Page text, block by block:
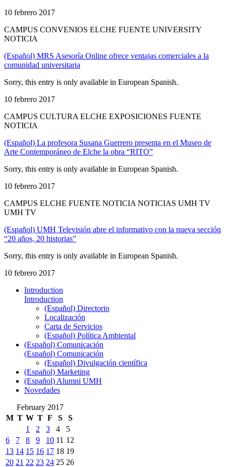
10 febrero 2017
CAMPUS CONVENIOS ELCHE FUENTE UNIVERSITY
NOTICIA
(Español) MRS Asesoría Online ofrece ventajas comerciales a la
comunidad universitaria
Sorry, this entry is only available in European Spanish.
10 febrero 2017
CAMPUS CULTURA ELCHE EXPOSICIONES FUENTE
NOTICIA
(Español) La profesora Susana Guerrero presenta en el Museo de
Arte Contemporáneo de Elche la obra “RITO”
Sorry, this entry is only available in European Spanish.
10 febrero 2017
CAMPUS ELCHE FUENTE NOTICIA NOTICIAS UMH TV
UMH TV
(Español) UMH Televisión abre el informativo con la nueva sección
“20 años, 20 historias”
Sorry, this entry is only available in European Spanish.
10 febrero 2017
Introduction
Introduction
(Español) Directorio
Localización
Carta de Servicios
(Español) Política Ambiental
(Español) Comunicación
(Español) Comunicación
(Español) Divulgación científica
(Español) Marketing
(Español) Alumni UMH
Novedades
February 2017
M T W T F S
S
1
2 3 4
5
6
7 8 9 10 11 12
13 14 15 16 17 18 19
20 21 22 23 24 25 26